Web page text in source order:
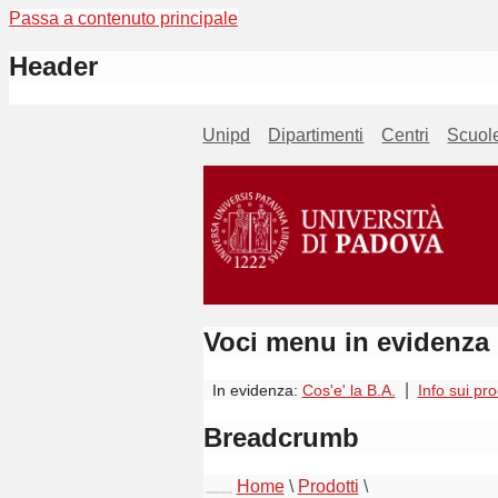
Passa a contenuto principale
Header
Unipd Dipartimenti Centri
Voci menu in evidenza
In evidenza: Cos'e' la B.A. Info sui
Breadcrumb
Home\ Prodotti \